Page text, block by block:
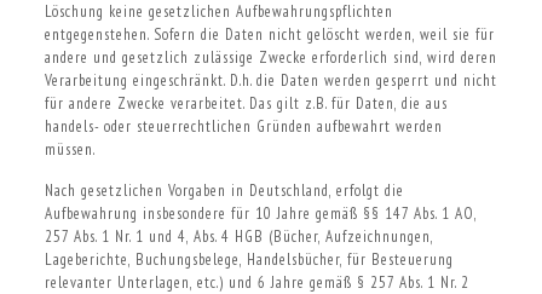
Löschung keine gesetzlichen Aufbewahrungspflichten
entgegenstehen. Sofern die Daten nicht gelöscht werden, weil sie für
andere und gesetzlich zulässige Zwecke erforderlich sind, wird deren
Verarbeitung eingeschränkt. D.h. die Daten werden gesperrt und nicht
für andere Zwecke verarbeitet. Das gilt z.B. für Daten, die aus
handels- oder steuerrechtlichen Gründen aufbewahrt werden
müssen.
Nach gesetzlichen Vorgaben in Deutschland, erfolgt die
Aufbewahrung insbesondere für 10 Jahre gemäß §§ 147 Abs. 1 AO,
257 Abs. 1 Nr. 1 und 4, Abs. 4 HGB (Bücher, Aufzeichnungen,
Lageberichte, Buchungsbelege, Handelsbücher, für Besteuerung
relevanter Unterlagen, etc.) und 6 Jahre gemäß § 257 Abs. 1 Nr. 2